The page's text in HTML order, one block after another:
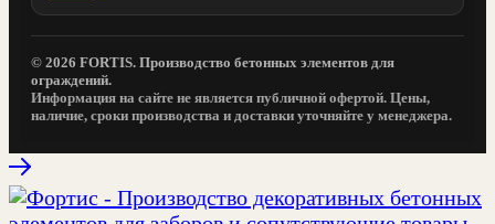
© 2026 FORTIS. Производство бетонных элементов для
ограждений.
Информация на сайте не является публичной офертой. Цены,
наличие, сроки производства и доставки уточняйте у менеджера.